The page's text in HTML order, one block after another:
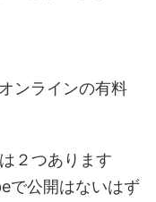
ンラインの有料
２つあります
で公開はないはず